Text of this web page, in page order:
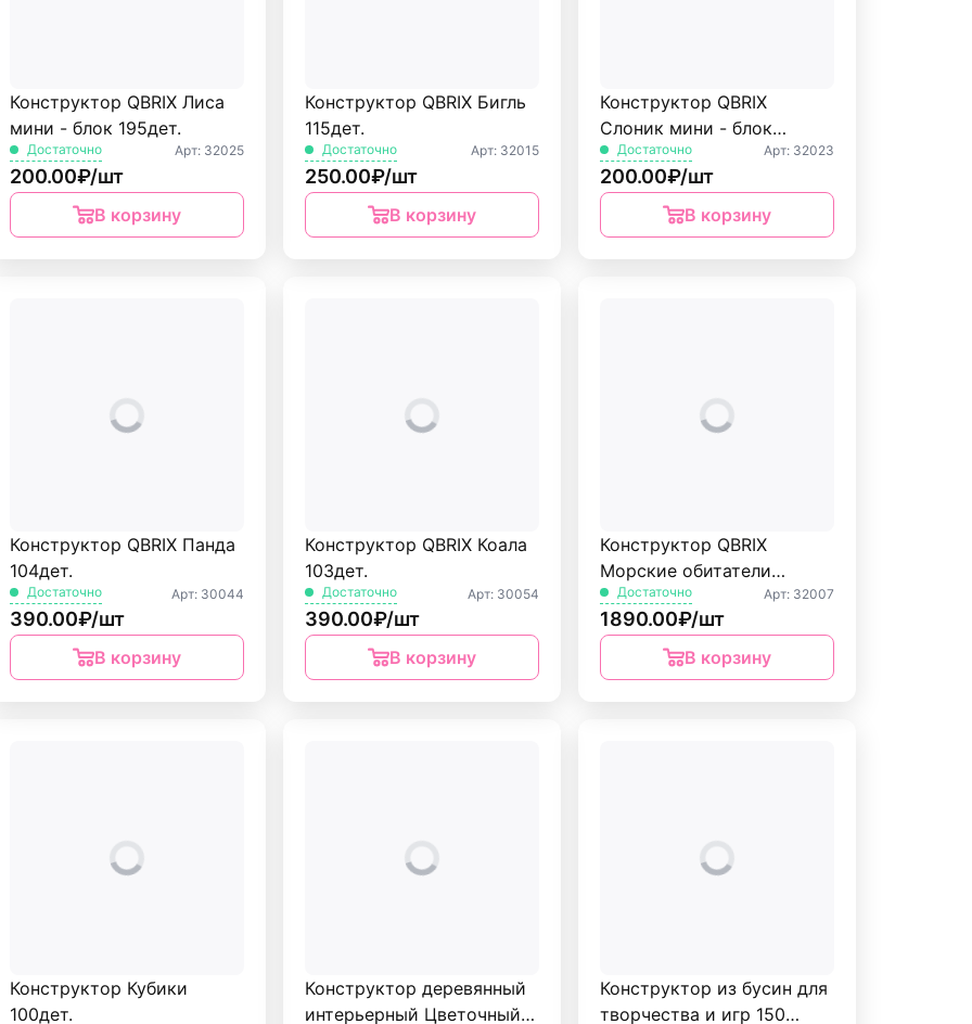
Конструктор QBRIX Лиса
мини - блок 195дет.
Достаточно Арт: 32025
200.00₽/шт
В корзину
Конструктор QBRIX Бигль
115дет.
Достаточно Арт: 32015
250.00₽/шт
В корзину
Конструктор QBRIX
Слоник мини - блок
189дет.
Достаточно Арт: 32023
200.00₽/шт
В корзину
Конструктор QBRIX Панда
104дет.
Достаточно Арт: 30044
390.00₽/шт
В корзину
Конструктор QBRIX Коала
103дет.
Достаточно Арт: 30054
390.00₽/шт
В корзину
Конструктор QBRIX
Морские обитатели
1000дет.
Достаточно Арт: 32007
1890.00₽/шт
В корзину
Конструктор Кубики
100дет.
Конструктор деревянный
интерьерный Цветочный
Конструктор из бусин для
творчества и игр 150